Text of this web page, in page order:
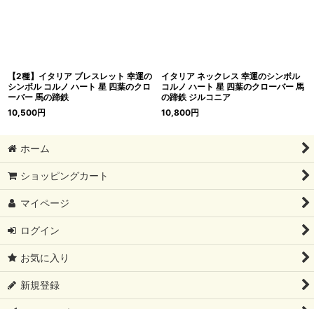
【2種】イタリア ブレスレット 幸運の
シンボル コルノ ハート 星 四葉のクロ
ーバー 馬の蹄鉄
10,500円
イタリア ネックレス 幸運のシンボル
コルノ ハート 星 四葉のクローバー 馬
の蹄鉄 ジルコニア
10,800円
ホーム
ショッピングカート
マイページ
ログイン
お気に入り
新規登録